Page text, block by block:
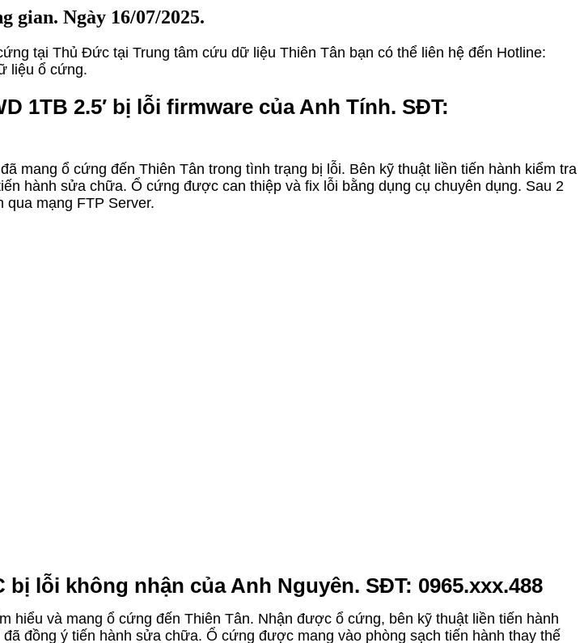
Ngày 16/07/2025.
tại Thủ Đức tại Trung tâm cứu dữ liệu Thiên Tân bạn có thể liên hệ đến Hotline:
liệu ổ cứng.
1TB 2.5′ bị lỗi firmware của Anh Tính. SĐT:
mang ổ cứng đến Thiên Tân trong tình trạng bị lỗi. Bên kỹ thuật liền tiến hành kiểm tra
hành sửa chữa. Ổ cứng được can thiệp và fix lỗi bằng dụng cụ chuyên dụng. Sau 2
mạng FTP Server.
lỗi không nhận của Anh Nguyên. SĐT: 0965.xxx.488
và mang ổ cứng đến Thiên Tân. Nhận được ổ cứng, bên kỹ thuật liền tiến hành
đồng ý tiến hành sửa chữa. Ổ cứng được mang vào phòng sạch tiến hành thay thế